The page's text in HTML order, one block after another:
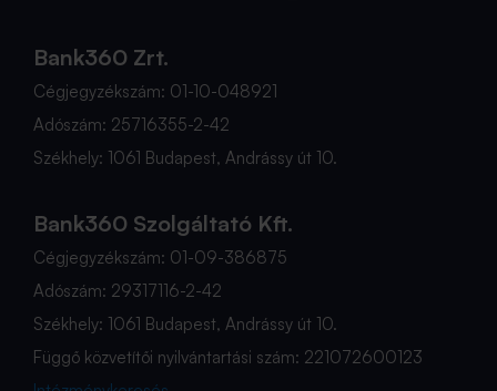
Bank360 Zrt.
Cégjegyzékszám: 01-10-048921
Adószám: 25716355-2-42
Székhely: 1061 Budapest, Andrássy út 10.
Bank360 Szolgáltató Kft.
Cégjegyzékszám: 01-09-386875
Adószám: 29317116-2-42
Székhely: 1061 Budapest, Andrássy út 10.
Függő közvetítői nyilvántartási szám: 221072600123